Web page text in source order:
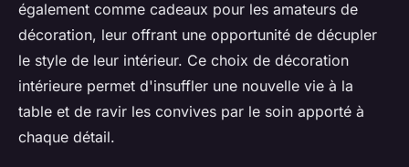
également comme cadeaux pour les amateurs de
décoration, leur offrant une opportunité de décupler
le style de leur intérieur. Ce choix de décoration
intérieure permet d'insuffler une nouvelle vie à la
table et de ravir les convives par le soin apporté à
chaque détail.